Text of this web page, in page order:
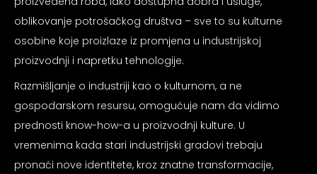
oblikovanje potrošačkog društva – sve to su kulturne
osobine koje proizlaze iz promjena u industrijskoj
proizvodnji i napretku tehnologije.
Razmišljanje o industriji kao o kulturnom, a ne
gospodarskom resursu, omogućuje nam da vidimo
prednosti know-how-a u proizvodnji kulture. U
vremenima kada stari industrijski gradovi trebaju
pronaći nove identitete, kroz znatne transformacije,